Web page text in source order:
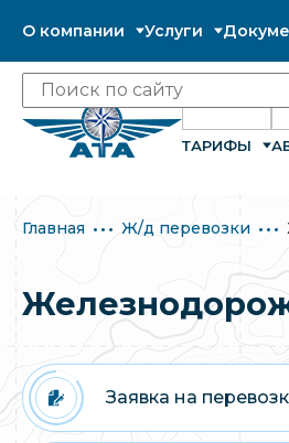
О компании Услуги
ТАРИФЫ
Главная Ж/д перевозки
Заявка на